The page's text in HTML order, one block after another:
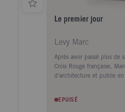
Le premier jour
Levy Marc
Après avoir passé plus de
Croix Rouge française,
d'architecture et publie
consacre à l'écriture et
EPUISÉ